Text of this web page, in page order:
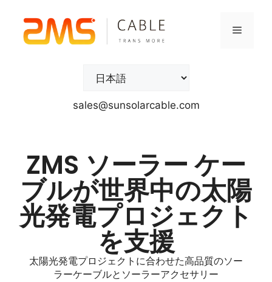
sales@sunsolarcable.com
ZMS ソーラー ケー
ブルが世界中の太陽
光発電プロジェクト
を支援
太陽光発電プロジェクトに合わせた高品質のソー
ラーケーブルとソーラーアクセサリー